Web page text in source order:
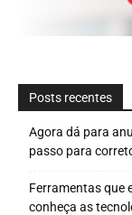
Posts recentes
Agora dá para
passo para
Ferramentas que
conheça as